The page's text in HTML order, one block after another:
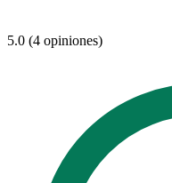
5.0 (4 opiniones)